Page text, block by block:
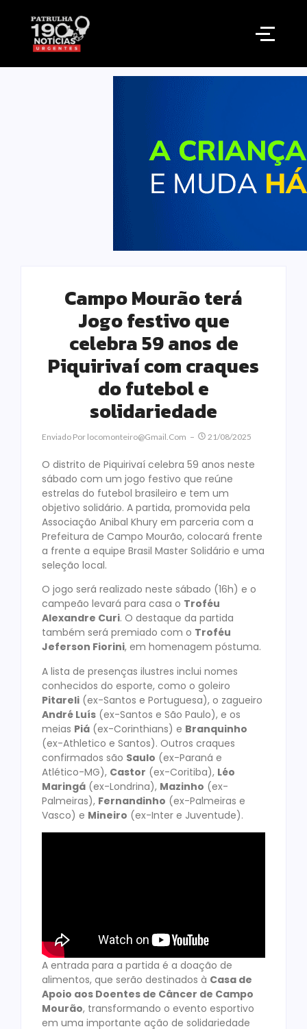
Campo Mourão terá
Jogo festivo que
celebra 59 anos de
Piquirivaí com craques
do futebol e
solidariedade
Enviado Por Locomonteiro@gmail.com 21/08/2025
O distrito de Piquirivaí celebra 59 anos neste
sábado com um jogo festivo que reúne
estrelas do futebol brasileiro e tem um
objetivo solidário. A partida, promovida pela
Associação Anibal Khury em parceria com a
Prefeitura de Campo Mourão, colocará frente
a frente a equipe Brasil Master Solidário e uma
seleção local.
O jogo será realizado neste sábado (16h) e o
campeão levará para casa o Troféu
Alexandre Curi. O destaque da partida
também será premiado com o Troféu
Jeferson Fiorini, em homenagem póstuma.
A lista de presenças ilustres inclui nomes
conhecidos do esporte, como o goleiro
Pitareli (ex-Santos e Portuguesa), o zagueiro
André Luís (ex-Santos e São Paulo), e os
meias Piá (ex-Corinthians) e Branquinho
(ex-Athletico e Santos). Outros craques
confirmados são Saulo (ex-Paraná e
Atlético-MG), Castor (ex-Coritiba), Léo
Maringá (ex-Londrina), Mazinho (ex-
Palmeiras), Fernandinho (ex-Palmeiras e
Vasco) e Mineiro (ex-Inter e Juventude).
A entrada para a partida é a doação de
alimentos, que serão destinados à Casa de
Apoio aos Doentes de Câncer de Campo
Mourão, transformando o evento esportivo
em uma importante ação de solidariedade